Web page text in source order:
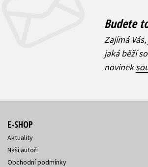
Budete
Zajímá
jaká běží
novinek
E-SHOP
Aktuality
Naši autoři
Obchodní podmínky